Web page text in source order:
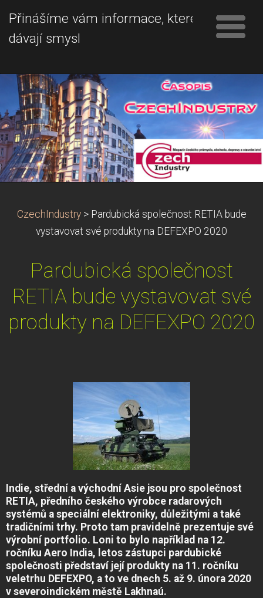
Přinášíme vám informace, které
dávají smysl
CzechIndustry > Pardubická společnost RETIA bude
vystavovat své produkty na DEFEXPO 2020
Pardubická společnost
RETIA bude vystavovat své
produkty na DEFEXPO 2020
Indie, střední a východní Asie jsou pro společnost
RETIA, předního českého výrobce radarových
systémů a speciální elektroniky, důležitými a také
tradičními trhy. Proto tam pravidelně prezentuje své
výrobní portfolio. Loni to bylo například na 12.
ročníku Aero India, letos zástupci pardubické
společnosti představí její produkty na 11. ročníku
veletrhu DEFEXPO, a to ve dnech 5. až 9. února 2020
v severoindickém městě Lakhnaú.